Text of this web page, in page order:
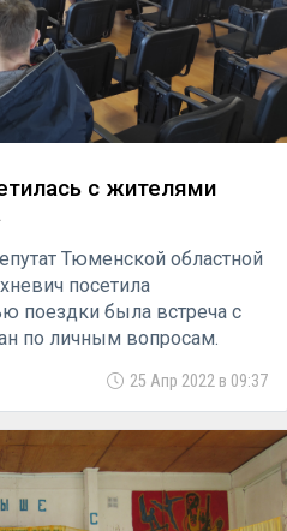
с жителями
Тюменской областной
посетила
поездки была встреча с
по личным вопросам.
25 Апр 2022 в 09:37